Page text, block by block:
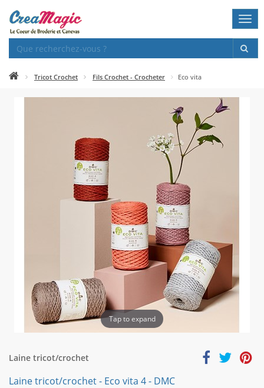
Tricot Crochet Fils Crochet - Crocheter Eco vita
Tap to expand
Laine tricot/crochet
Laine tricot/crochet - Eco vita 4 - DMC